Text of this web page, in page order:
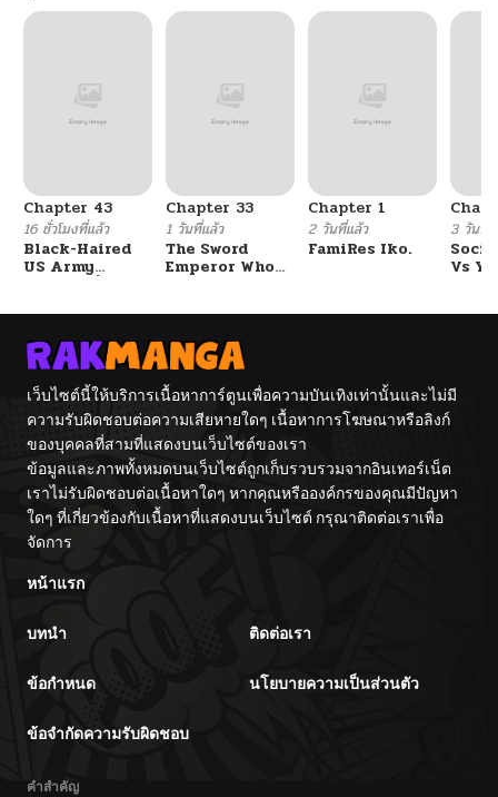
Chapter 43
16 ชั่วโมงที่แล้ว
Black-Haired
US Army
Chapter 33
1 วันที่แล้ว
The Sword
Emperor Who
จักรพรรดิเทพดาบ
ผงาดเหนือชาติภพ
Chapter 1
2 วันที่แล้ว
FamiRes Iko.
3 วันที่
Vs
เว็บไซต์นี้ให้บริการเนื้อหาการ์ตูนเพื่อความบันเทิงเท่านั้นและไม่มี
ความรับผิดชอบต่อความเสียหายใดๆ เนื้อหาการโฆษณาหรือลิงก์
ของบุคคลที่สามที่แสดงบนเว็บไซต์ของเรา
ข้อมูลและภาพทั้งหมดบนเว็บไซต์ถูกเก็บรวบรวมจากอินเทอร์เน็ต
เราไม่รับผิดชอบต่อเนื้อหาใดๆ หากคุณหรือองค์กรของคุณมีปัญหา
ใดๆ ที่เกี่ยวข้องกับเนื้อหาที่แสดงบนเว็บไซต์ กรุณาติดต่อเราเพื่อ
จัดการ
หน้าแรก
บทนำ ติดต่อเรา
ข้อกำหนด นโยบายความเป็นส่วนตัว
ข้อจำกัดความรับผิดชอบ
คำสำคัญ